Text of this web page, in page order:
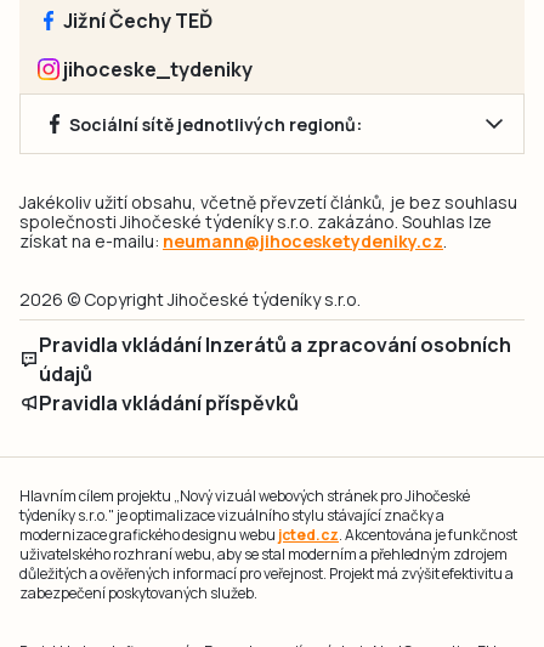
Jižní Čechy TEĎ
jihoceske_tydeniky
Sociální sítě jednotlivých regionů:
Jakékoliv užití obsahu, včetně převzetí článků, je bez souhlasu
společnosti Jihočeské týdeníky s.r.o. zakázáno. Souhlas lze
získat na e-mailu: neumann@jihocesketydeniky.cz.
2026 © Copyright Jihočeské týdeníky s.r.o.
Pravidla vkládání Inzerátů a zpracování osobních
údajů
Pravidla vkládání příspěvků
Hlavním cílem projektu „Nový vizuál webových stránek pro Jihočeské
týdeníky s.r.o." je optimalizace vizuálního stylu stávající značky a
modernizace grafického designu webu jcted.cz. Akcentována je funkčnost
uživatelského rozhraní webu, aby se stal moderním a přehledným zdrojem
důležitých a ověřených informací pro veřejnost. Projekt má zvýšit efektivitu a
zabezpečení poskytovaných služeb.